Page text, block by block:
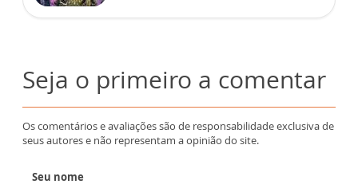
Seja o primeiro a comentar
Os comentários e avaliações são de responsabilidade exclusiva de
seus autores e não representam a opinião do site.
Seu nome